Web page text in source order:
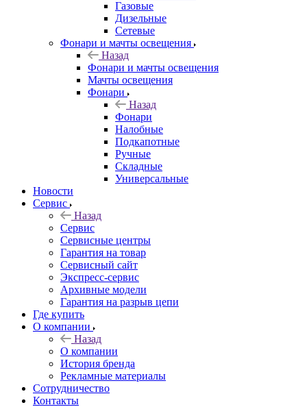
Газовые
Дизельные
Сетевые
Фонари и мачты освещения
Назад
Фонари и мачты освещения
Мачты освещения
Фонари
Назад
Фонари
Налобные
Подкапотные
Ручные
Складные
Универсальные
Новости
Сервис
Назад
Сервис
Сервисные центры
Гарантия на товар
Сервисный сайт
Экспресс-сервис
Архивные модели
Гарантия на разрыв цепи
Где купить
О компании
Назад
О компании
История бренда
Рекламные материалы
Сотрудничество
Контакты